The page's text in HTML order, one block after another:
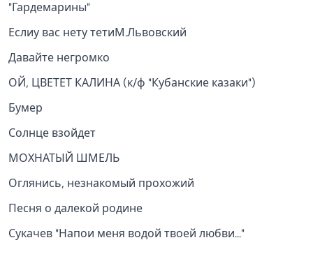
"Гардемарины"
Еслиу вас нету тетиМ.Львовский
Давайте негромко
ОЙ, ЦВЕТЕТ КАЛИНА (к/ф "Кубанские казаки")
Бумер
Солнце взойдет
МОХНАТЫЙ ШМЕЛЬ
Оглянись, незнакомый прохожий
Песня о далекой родине
Сукачев "Напои меня водой твоей любви..."